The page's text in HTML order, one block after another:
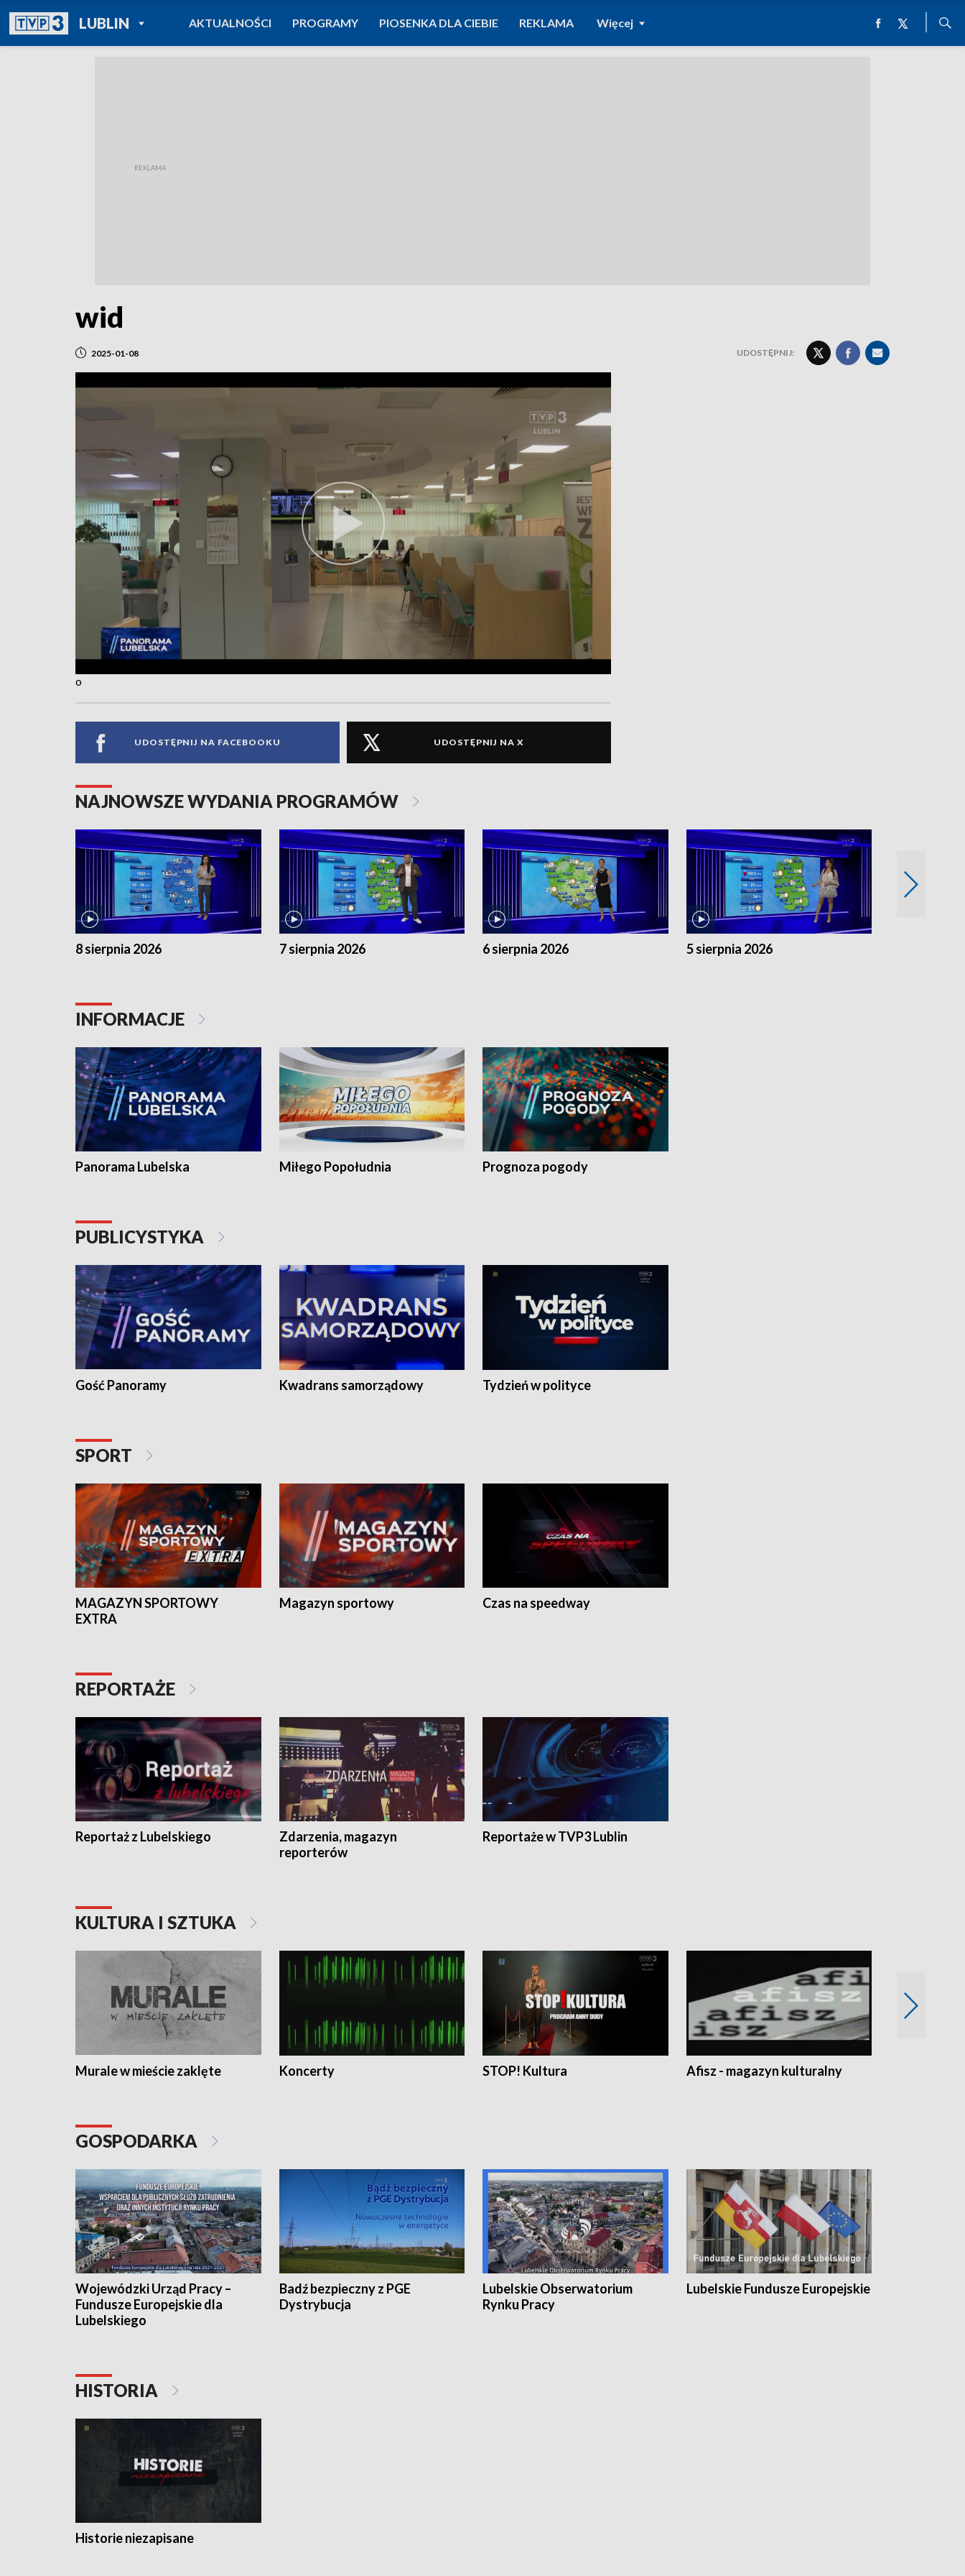
LUBLINPOWRÓT DO
TVP REGIONY
AKTUALNOŚCI PROGRAMY PIOSENKA DLA CIEBIE REKLAMA Więcej
wid
2025-01-08 UDOSTĘPNIJ:
o
UDOSTĘPNIJ NA FACEBOOKU UDOSTĘPNIJ NA X
NAJNOWSZE WYDANIA PROGRAMÓW
8 sierpnia 2026 7 sierpnia 2026 6 sierpnia 2026 5 sierpnia 2026
INFORMACJE
Panorama Lubelska Miłego Popołudnia Prognoza pogody
PUBLICYSTYKA
Gość Panoramy Kwadrans samorządowy Tydzień w polityce
SPORT
MAGAZYN SPORTOWY
EXTRA
Magazyn sportowy Czas na speedway
REPORTAŻE
Reportaż z Lubelskiego
Zdarzenia, magazyn
reporterów
Reportaże w TVP3 Lublin
KULTURA I SZTUKA
Murale w mieście zaklęte Koncerty STOP! Kultura Afisz - magazyn kulturalny
GOSPODARKA
Wojewódzki Urząd Pracy –
Fundusze Europejskie dla
Lubelskiego
Badź bezpieczny z PGE
Dystrybucja
Lubelskie Obserwatorium
Rynku Pracy
Lubelskie Fundusze Europejskie
HISTORIA
Historie niezapisane